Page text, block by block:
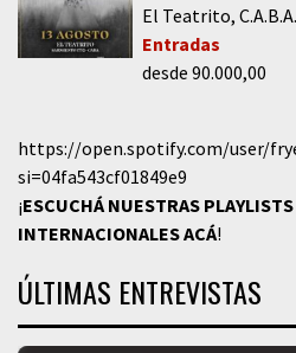
El Teatrito C.A.B.A.
Entradas
desde 90.000,00
https://open.spotify.com/user/
si=04fa543cf01849e9
¡ESCUCHÁ NUESTRAS
INTERNACIONALESACÁ!
ÚLTIMAS ENTREVISTAS